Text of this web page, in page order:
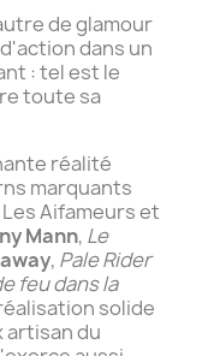
de glamour
dans un
: tel est le
toute sa
réalité
marquants
Les Aifameurs et
Mann, Le
, Pale Rider
feu dans la
solide
artisan du